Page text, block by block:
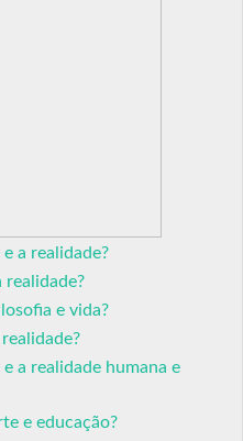
a realidade?
realidade?
e vida?
a realidade humana e
e educação?